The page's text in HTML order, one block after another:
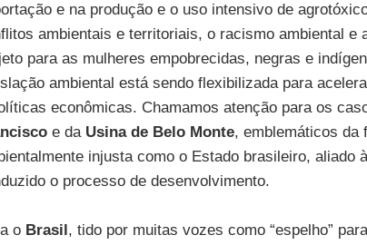
e na produção e o uso intensivo de
ambientais e territoriais, o racismo ambiental e
para as mulheres empobrecidas, negras e
ambiental está sendo flexibilizada para
econômicas. Chamamos atenção para os
e da Usina de Belo Monte, emblemáticos da
injusta como o Estado brasileiro, aliado
o processo de desenvolvimento.
o Brasil, tido por muitas vozes como “espelho”